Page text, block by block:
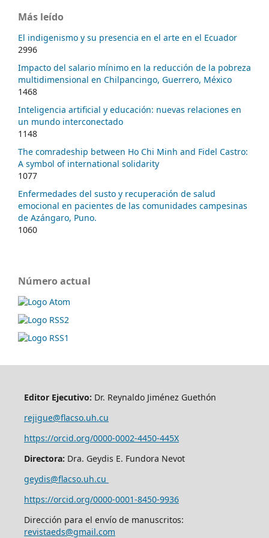
Más leído
El indigenismo y su presencia en el arte en el Ecuador
2996
Impacto del salario mínimo en la reducción de la pobreza
multidimensional en Chilpancingo, Guerrero, México
1468
Inteligencia artificial y educación: nuevas relaciones en
un mundo interconectado
1148
The comradeship between Ho Chi Minh and Fidel Castro:
A symbol of international solidarity
1077
Enfermedades del susto y recuperación de salud
emocional en pacientes de las comunidades campesinas
de Azángaro, Puno.
1060
Número actual
Editor Ejecutivo: Dr. Reynaldo Jiménez Guethón
rejigue@flacso.uh.cu
https://orcid.org/0000-0002-4450-445X
Directora: Dra. Geydis E. Fundora Nevot
geydis@flacso.uh.cu
https://orcid.org/0000-0001-8450-9936
Dirección para el envío de manuscritos:
revistaeds@gmail.com